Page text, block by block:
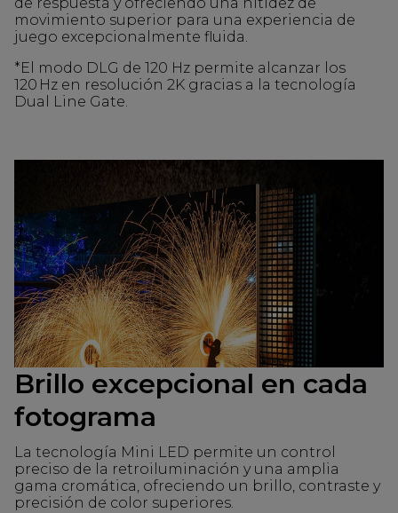
de respuesta y ofreciendo una nitidez de
movimiento superior para una experiencia de
juego excepcionalmente fluida.
*El modo DLG de 120 Hz permite alcanzar los
120 Hz en resolución 2K gracias a la tecnología
Dual Line Gate.
Brillo excepcional en cada
fotograma
La tecnología Mini LED permite un control
preciso de la retroiluminación y una amplia
gama cromática, ofreciendo un brillo, contraste y
precisión de color superiores.